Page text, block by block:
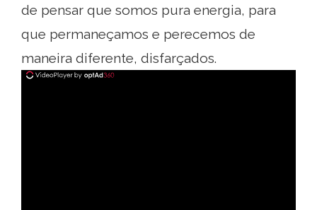
de pensar que somos pura energia, para
que permaneçamos e perecemos de
maneira diferente, disfarçados.